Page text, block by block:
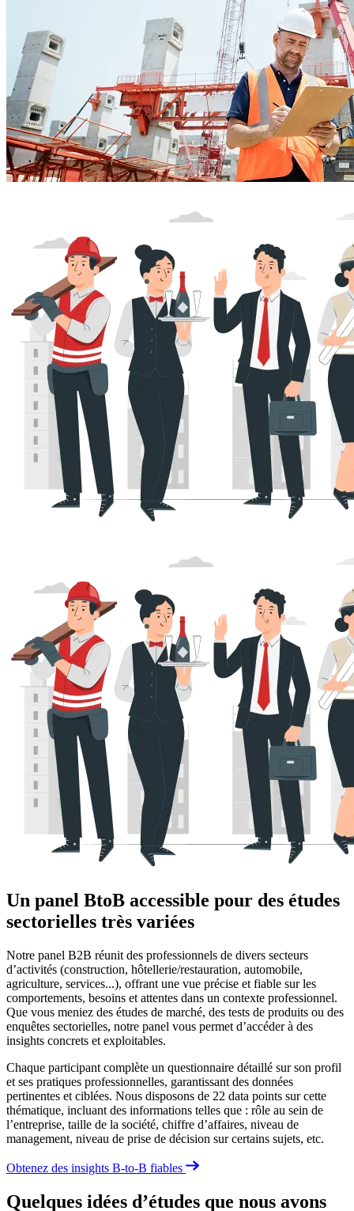
Un panel BtoB accessible pour des études
sectorielles très variées
Notre panel B2B réunit des professionnels de divers secteurs
d’activités (construction, hôtellerie/restauration, automobile,
agriculture, services...), offrant une vue précise et fiable sur les
comportements, besoins et attentes dans un contexte professionnel.
Que vous meniez des études de marché, des tests de produits ou des
enquêtes sectorielles, notre panel vous permet d’accéder à des
insights concrets et exploitables.
Chaque participant complète un questionnaire détaillé sur son profil
et ses pratiques professionnelles, garantissant des données
pertinentes et ciblées. Nous disposons de 22 data points sur cette
thématique, incluant des informations telles que : rôle au sein de
l’entreprise, taille de la société, chiffre d’affaires, niveau de
management, niveau de prise de décision sur certains sujets, etc.
Obtenez des insights B-to-B fiables
Quelques idées d’études que nous avons